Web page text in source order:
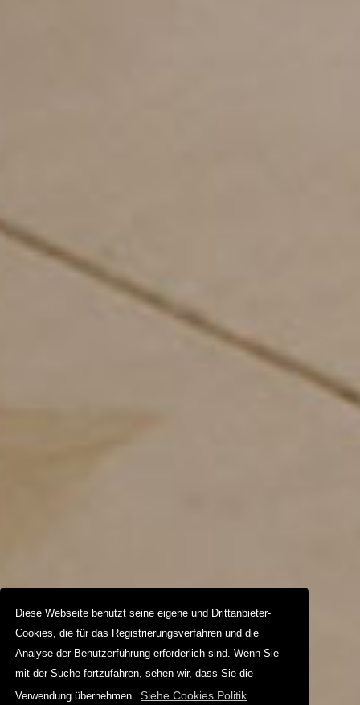
Diese Webseite benutzt seine eigene und Drittanbieter-
Cookies, die für das Registrierungsverfahren und die
Analyse der Benutzerführung erforderlich sind. Wenn Sie
mit der Suche fortzufahren, sehen wir, dass Sie die
Verwendung übernehmen. Siehe Cookies Politik